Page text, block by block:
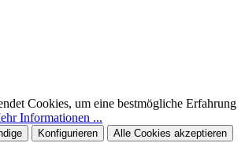
Cookies, um eine bestmögliche Erfahrung
Informationen ...
Konfigurieren Alle Cookies akzeptieren